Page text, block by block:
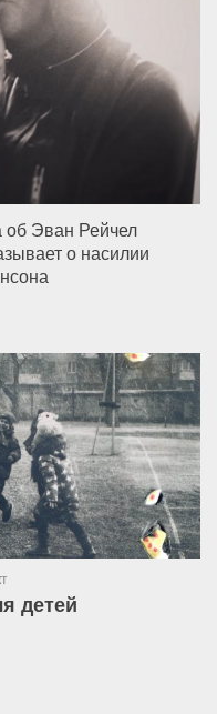
Эван Рейчел
о насилии
детей